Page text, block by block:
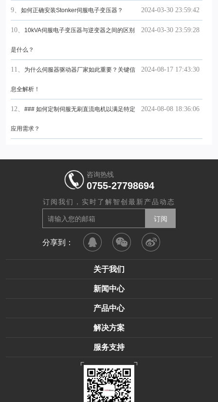
2024-03-30 23:59:42
9、 如何正确安装Stonker伺服电子变压器？
2024-03-30 23:59:28
10、 10kVA伺服电子变压器与逆变器之间的区别
是什么？
2024-08-17 17:43:30
11、 为什么伺服器驱动器厂家如此重要？关键信
息全解析！
2024-08-08 18:36:06
12、 ### 如何定制伺服无刷直流电机以满足特定
应用需求？
咨询热线
0755-27798694
订阅我们，实时了解智创最新产品动态
分享到：
关于我们
新闻中心
产品中心
解决方案
服务支持